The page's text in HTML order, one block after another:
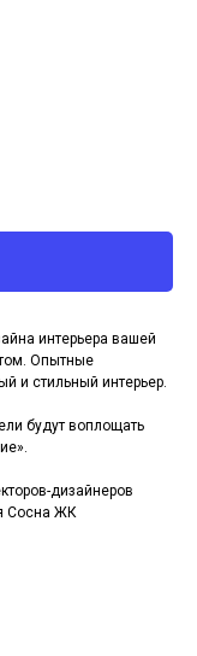
интерьера вашей
Опытные
и стильный интерьер.
будут воплощать
дизайнеров
Сосна ЖК